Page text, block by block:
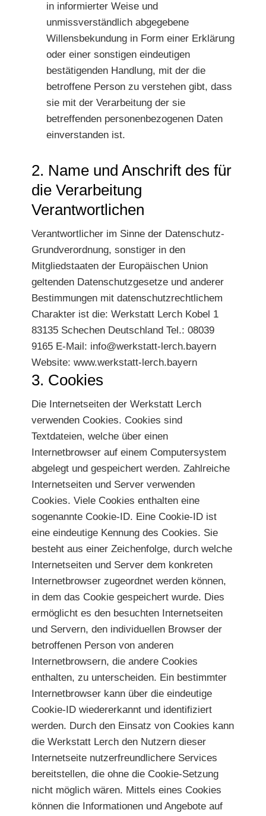
in informierter Weise und
unmissverständlich abgegebene
Willensbekundung in Form einer Erklärung
oder einer sonstigen eindeutigen
bestätigenden Handlung, mit der die
betroffene Person zu verstehen gibt, dass
sie mit der Verarbeitung der sie
betreffenden personenbezogenen Daten
einverstanden ist.
2. Name und Anschrift des für
die Verarbeitung
Verantwortlichen
Verantwortlicher im Sinne der Datenschutz-
Grundverordnung, sonstiger in den
Mitgliedstaaten der Europäischen Union
geltenden Datenschutzgesetze und anderer
Bestimmungen mit datenschutzrechtlichem
Charakter ist die: Werkstatt Lerch Kobel 1
83135 Schechen Deutschland Tel.: 08039
9165 E-Mail: info@werkstatt-lerch.bayern
Website: www.werkstatt-lerch.bayern
3. Cookies
Die Internetseiten der Werkstatt Lerch
verwenden Cookies. Cookies sind
Textdateien, welche über einen
Internetbrowser auf einem Computersystem
abgelegt und gespeichert werden. Zahlreiche
Internetseiten und Server verwenden
Cookies. Viele Cookies enthalten eine
sogenannte Cookie-ID. Eine Cookie-ID ist
eine eindeutige Kennung des Cookies. Sie
besteht aus einer Zeichenfolge, durch welche
Internetseiten und Server dem konkreten
Internetbrowser zugeordnet werden können,
in dem das Cookie gespeichert wurde. Dies
ermöglicht es den besuchten Internetseiten
und Servern, den individuellen Browser der
betroffenen Person von anderen
Internetbrowsern, die andere Cookies
enthalten, zu unterscheiden. Ein bestimmter
Internetbrowser kann über die eindeutige
Cookie-ID wiedererkannt und identifiziert
werden. Durch den Einsatz von Cookies kann
die Werkstatt Lerch den Nutzern dieser
Internetseite nutzerfreundlichere Services
bereitstellen, die ohne die Cookie-Setzung
nicht möglich wären. Mittels eines Cookies
können die Informationen und Angebote auf